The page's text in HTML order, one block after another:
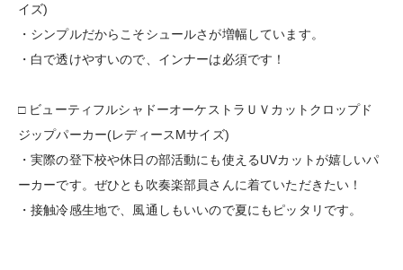
イズ)
・シンプルだからこそシュールさが増幅しています。
・白で透けやすいので、インナーは必須です！
□ ビューティフルシャドーオーケストラＵＶカットクロップド
ジップパーカー(レディースMサイズ)
・実際の登下校や休日の部活動にも使えるUVカットが嬉しいパ
ーカーです。ぜひとも吹奏楽部員さんに着ていただきたい！
・接触冷感生地で、風通しもいいので夏にもピッタリです。